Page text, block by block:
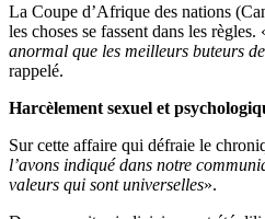
La Coupe d’Afrique des nations
les choses se fassent dans les règles.
anormal que les meilleurs buteurs
rappelé.
Harcèlement sexuel et
Sur cette affaire qui défraie le
l’avons indiqué dans notre
valeurs qui sont universelles».